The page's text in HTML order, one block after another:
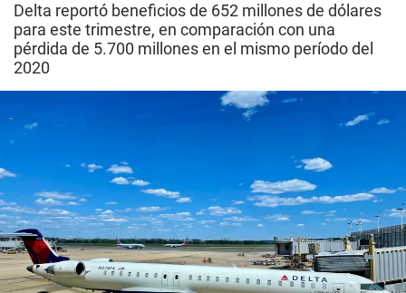
Delta reportó beneficios de 652 millones de dólares
para este trimestre, en comparación con una
pérdida de 5.700 millones en el mismo período del
2020